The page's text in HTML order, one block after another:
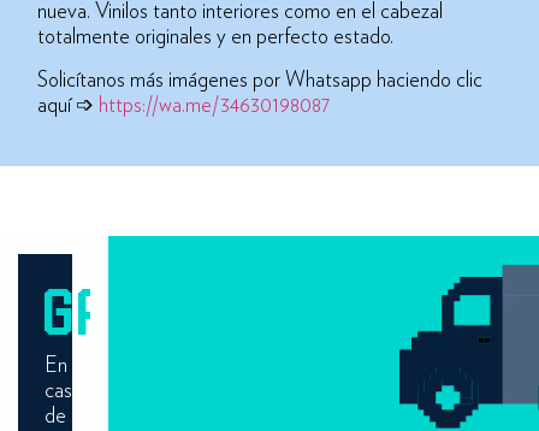
nueva. Vinilos tanto interiores como en el cabezal
totalmente originales y en perfecto estado.
Solicítanos más imágenes por Whatsapp haciendo clic
aquí ➩ https://wa.me/34630198087
GARANTÍA
En
caso
de